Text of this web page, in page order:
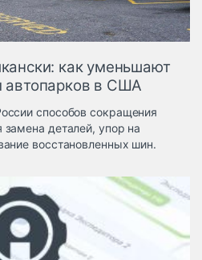
грузы
и
и ВЭД
шины
как уменьшают
автопарков в США
способов сокращения
деталей, упор на
восстановленных шин.